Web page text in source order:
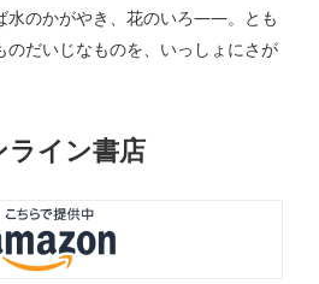
水のかがやき、花のいろ――。とも
のだいじなものを、いっしょにさが
ライン書店